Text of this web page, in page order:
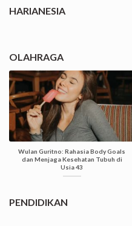
HARIANESIA
OLAHRAGA
Wulan Guritno: Rahasia Body Goals
dan Menjaga Kesehatan Tubuh di
Usia 43
PENDIDIKAN